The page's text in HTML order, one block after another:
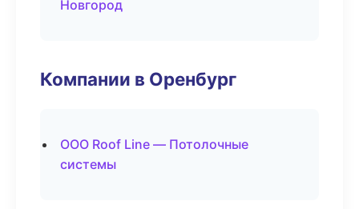
Новгород
Компании в Оренбург
ООО Roof Line — Потолочные
системы